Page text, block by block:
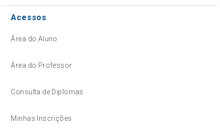
Acessos
Área do Aluno
Área do Professor
Consulta de Diplomas
Minhas Inscrições